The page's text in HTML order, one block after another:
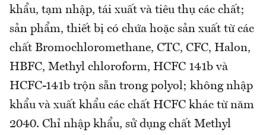
khẩu, tạm nhập, tái xuất và tiêu thụ các chất;
sản phẩm, thiết bị có chứa hoặc sản xuất từ các
chất Bromochloromethane, CTC, CFC, Halon,
HBFC, Methyl chloroform, HCFC 141b và
HCFC-141b trộn sẵn trong polyol; không nhập
khẩu và xuất khẩu các chất HCFC khác từ năm
2040. Chỉ nhập khẩu, sử dụng chất Methyl